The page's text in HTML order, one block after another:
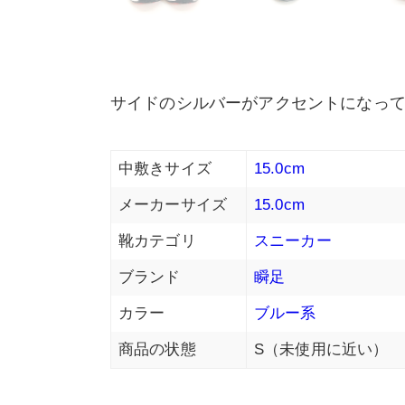
サイドのシルバーがアクセントになって
中敷きサイズ 15.0cm
メーカーサイズ 15.0cm
靴カテゴリ スニーカー
ブランド 瞬足
カラー ブルー系
商品の状態 S（未使用に近い）